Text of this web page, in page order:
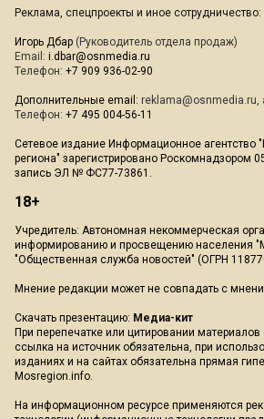
Реклама, спецпроекты и иное сотрудничество:
Игорь Дбар (Руководитель отдела продаж)
Email: i.dbar@osnmedia.ru
Телефон: +7 909 936-02-90
Дополнительные email: reklama@osnmedia.ru,
Телефон: +7 495 004-56-11
Сетевое издание Информационное агентство
региона" зарегистрировано Роскомнадзором
запись ЭЛ № ФС77-73861.
18+
Учредитель: Автономная некоммерческая
информированию и просвещению населения
"Общественная служба новостей" (ОГРН
Мнение редакции может не совпадать с
Скачать презентацию: Медиа-кит
При перепечатке или цитировании
ссылка на источник обязательна, при
изданиях и на сайтах обязательна прямая
Mosregion.info.
На информационном ресурсе применяются